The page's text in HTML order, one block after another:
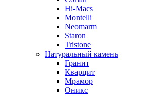
Hi-Macs
Montelli
Neomarm
Staron
Tristone
Натуральный камень
Гранит
Кварцит
Мрамор
Оникс